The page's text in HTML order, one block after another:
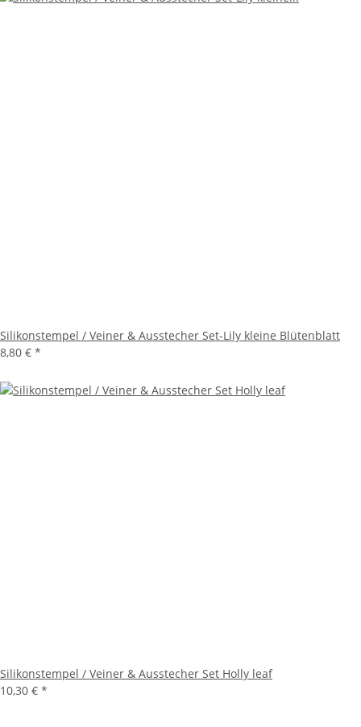
Silikonstempel / Veiner & Ausstecher Set-Lily kleine Blütenblatt
8,80 € *
Silikonstempel / Veiner & Ausstecher Set Holly leaf
10,30 € *